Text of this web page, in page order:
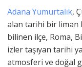
Adana Yumurtalık,
alan tarihi bir liman
bilinen ilçe, Roma,
izler taşıyan tarihi
atmosferi ve doğal